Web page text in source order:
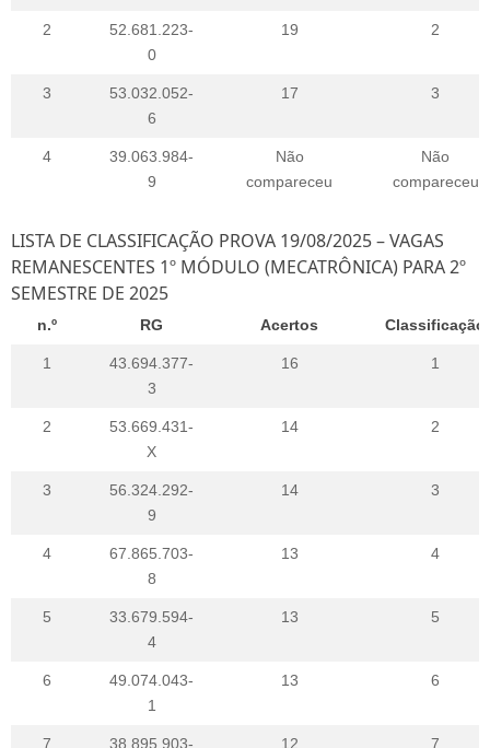
2
52.681.223-
0
19 2
3
53.032.052-
6
17 3
4
39.063.984-
9
Não
compareceu
Não
compareceu
LISTA DE CLASSIFICAÇÃO PROVA 19/08/2025 – VAGAS
REMANESCENTES 1º MÓDULO (MECATRÔNICA) PARA 2º
SEMESTRE DE 2025
n.º RG Acertos Classificação
1
43.694.377-
3
16 1
2
53.669.431-
X
14 2
3
56.324.292-
9
14 3
4
67.865.703-
8
13 4
5
33.679.594-
4
13 5
6
49.074.043-
1
13 6
7 38.895.903- 12 7